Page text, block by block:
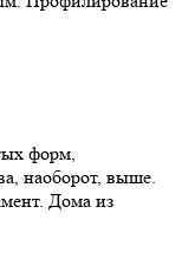
форм,
наоборот, выше.
Дома из